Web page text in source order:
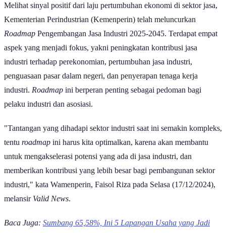
Melihat sinyal positif dari laju pertumbuhan ekonomi di sektor jasa,
Kementerian Perindustrian (Kemenperin) telah meluncurkan
Roadmap Pengembangan Jasa Industri 2025-2045. Terdapat empat
aspek yang menjadi fokus, yakni peningkatan kontribusi jasa
industri terhadap perekonomian, pertumbuhan jasa industri,
penguasaan pasar dalam negeri, dan penyerapan tenaga kerja
industri. Roadmap ini berperan penting sebagai pedoman bagi
pelaku industri dan asosiasi.
"Tantangan yang dihadapi sektor industri saat ini semakin kompleks,
tentu roadmap ini harus kita optimalkan, karena akan membantu
untuk mengakselerasi potensi yang ada di jasa industri, dan
memberikan kontribusi yang lebih besar bagi pembangunan sektor
industri," kata Wamenperin, Faisol Riza pada Selasa (17/12/2024),
melansir Valid News.
Baca Juga: Sumbang 65,58%, Ini 5 Lapangan Usaha yang Jadi